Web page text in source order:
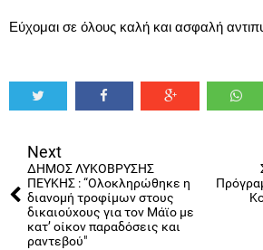
Εύχομαι σε όλους καλή και ασφαλή
Next
ΔΗΜΟΣ ΛΥΚΟΒΡΥΣΗΣ
ΠΕΥΚΗΣ : “Ολοκληρώθηκε η
διανομή τροφίμων στους
δικαιούχους για τον Μάϊο με
κατ’ οίκον παραδόσεις και
ραντεβού"